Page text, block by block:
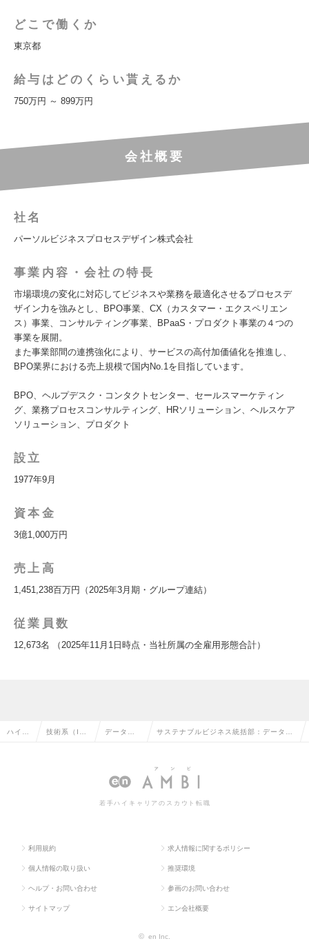
どこで働くか
東京都
給与はどのくらい貰えるか
750万円 ～ 899万円
会社概要
社名
パーソルビジネスプロセスデザイン株式会社
事業内容・会社の特長
市場環境の変化に対応してビジネスや業務を最適化させるプロセスデ
ザイン力を強みとし、BPO事業、CX（カスタマー・エクスペリエン
ス）事業、コンサルティング事業、BPaaS・プロダクト事業の４つの
事業を展開。
また事業部間の連携強化により、サービスの高付加価値化を推進し、
BPO業界における売上規模で国内No.1を目指しています。
BPO、ヘルプデスク・コンタクトセンター、セールスマーケティン
グ、業務プロセスコンサルティング、HRソリューション、ヘルスケア
ソリューション、プロダクト
設立
1977年9月
資本金
3億1,000万円
売上高
1,451,238百万円（2025年3月期・グループ連結）
従業員数
12,673名 （2025年11月1日時点・当社所属の全雇用形態合計）
ハイク 技術系（I データサ
ィストの
サステナブルビジネス統括部：データコ
S、スマートシティ分野）の求人情報
若手ハイキャリアのスカウト転職
利用規約 求人情報に関するポリシー
個人情報の取り扱い 推奨環境
ヘルプ・お問い合わせ 参画のお問い合わせ
サイトマップ エン会社概要
© en Inc.